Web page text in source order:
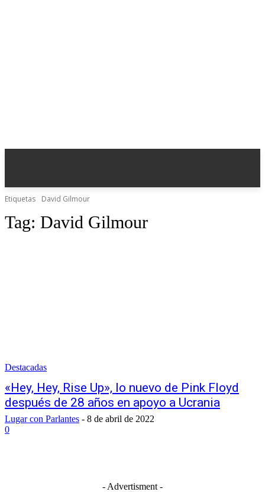
Etiquetas David Gilmour
Tag: David Gilmour
Destacadas
«Hey, Hey, Rise Up», lo nuevo de Pink Floyd
después de 28 años en apoyo a Ucrania
Lugar con Parlantes - 8 de abril de 2022
0
- Advertisment -